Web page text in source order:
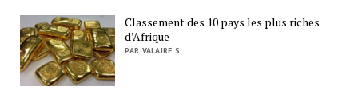
Classement des 10 pays les plus riches
d’Afrique
PAR VALAIRE S